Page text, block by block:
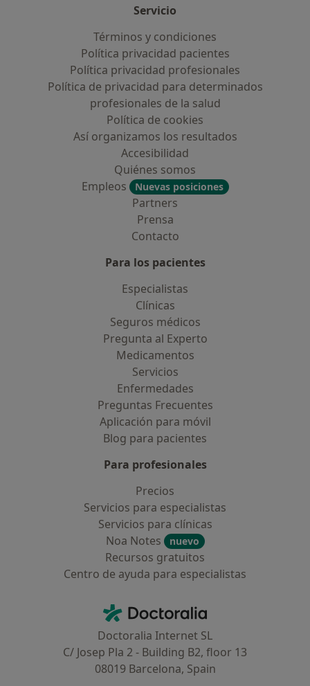
Servicio
Términos y condiciones
Política privacidad pacientes
Política privacidad profesionales
Política de privacidad para determinados
profesionales de la salud
Política de cookies
Así organizamos los resultados
Accesibilidad
Quiénes somos
Empleos
Nuevas posiciones
Partners
Prensa
Contacto
Para los pacientes
Especialistas
Clínicas
Seguros médicos
Pregunta al Experto
Medicamentos
Servicios
Enfermedades
Preguntas Frecuentes
Aplicación para móvil
Blog para pacientes
Para profesionales
Precios
Servicios para especialistas
Servicios para clínicas
Noa Notes
nuevo
Recursos gratuitos
Centro de ayuda para especialistas
Doctoralia - Página de inicio
Doctoralia Internet SL
C/ Josep Pla 2 - Building B2, floor 13
08019 Barcelona, Spain